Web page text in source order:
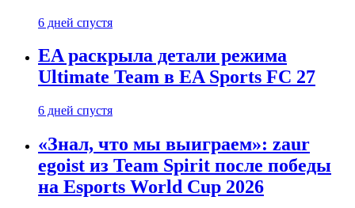
6 дней спустя
EA раскрыла детали режима
Ultimate Team в EA Sports FC 27
6 дней спустя
«Знал, что мы выиграем»: zaur
egoist из Team Spirit после победы
на Esports World Cup 2026